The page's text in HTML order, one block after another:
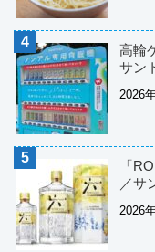
高輪
サン
2026
「
／サ
2026